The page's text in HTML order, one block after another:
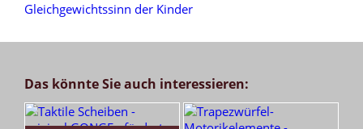
Das könnte Sie auch interessieren: